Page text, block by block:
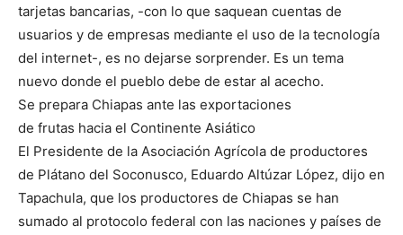
tarjetas bancarias, -con lo que saquean cuentas de
usuarios y de empresas mediante el uso de la tecnología
del internet-, es no dejarse sorprender. Es un tema
nuevo donde el pueblo debe de estar al acecho.
Se prepara Chiapas ante las exportaciones
de frutas hacia el Continente Asiático
El Presidente de la Asociación Agrícola de productores
de Plátano del Soconusco, Eduardo Altúzar López, dijo en
Tapachula, que los productores de Chiapas se han
sumado al protocolo federal con las naciones y países de